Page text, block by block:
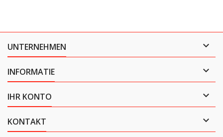
UNTERNEHMEN 
INFORMATIE 
IHR KONTO 
KONTAKT 